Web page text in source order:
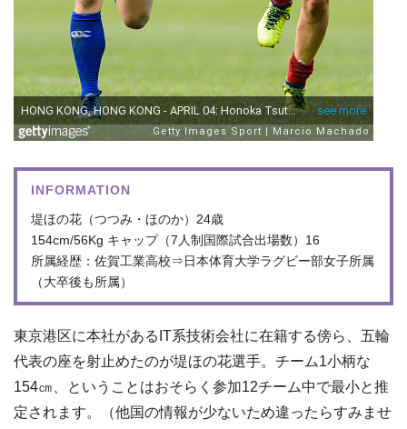
INFORMATION
堤ほの花（つつみ・ほのか）24歳
154cm/56Kg キャップ（7人制国際試合出場数）16
所属経歴：佐賀工業高校⇒日本体育大学ラグビー部女子所属
（大卒後も所属）
東京港区に本社があるIT系技術会社に在籍する傍ら、五輪
代表の座を射止めたのが堤ほの花選手。チーム1小柄な
154㎝、ということはおそらく参加12チーム中で最小と推
定されます。（他国の情報が少ないため違ったらすみませ